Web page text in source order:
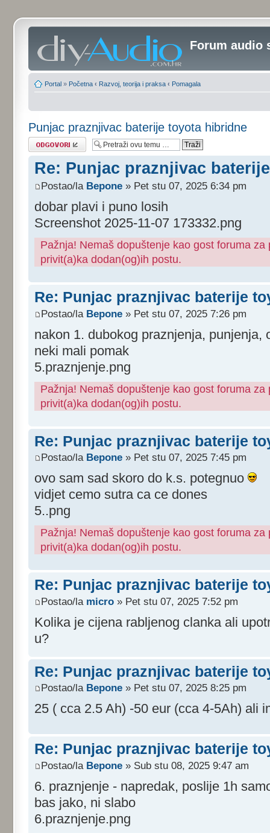
Forum audio
Portal » Početna ‹ Razvoj, teorija i praksa ‹ Pomagala
Punjac praznjivac baterije toyota hibridne
Odgovori
Re: Punjac praznjivac
Postao/la Bepone » Pet stu 07, 2025 6:34 pm
dobar plavi i puno losih
Screenshot 2025-11-07 173332.png
Pažnja! Nemaš dopuštenje kao gost foruma
privit(a)ka dodan(og)ih postu.
Re: Punjac praznjivac baterije
Postao/la Bepone » Pet stu 07, 2025 7:26 pm
nakon 1. dubokog praznjenja, punjenja,
neki mali pomak
5.praznjenje.png
Pažnja! Nemaš dopuštenje kao gost foruma
privit(a)ka dodan(og)ih postu.
Re: Punjac praznjivac baterije
Postao/la Bepone » Pet stu 07, 2025 7:45 pm
ovo sam sad skoro do k.s. potegnuo
vidjet cemo sutra ca ce dones
5..png
Pažnja! Nemaš dopuštenje kao gost foruma
privit(a)ka dodan(og)ih postu.
Re: Punjac praznjivac baterije
Postao/la micro » Pet stu 07, 2025 7:52 pm
Kolika je cijena rabljenog clanka ali
u?
Re: Punjac praznjivac baterije
Postao/la Bepone » Pet stu 07, 2025 8:25 pm
25 ( cca 2.5 Ah) -50 eur (cca 4-5Ah) ali
Re: Punjac praznjivac baterije
Postao/la Bepone » Sub stu 08, 2025 9:47 am
6. praznjenje - napredak, poslije 1h
bas jako, ni slabo
6.praznjenje.png